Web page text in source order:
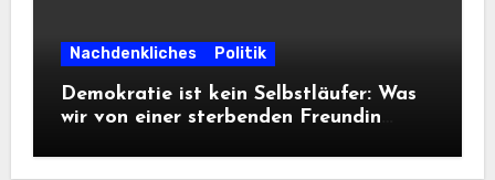
Nachdenkliches Politik
Demokratie ist kein Selbstläufer: Was
wir von einer sterbenden Freundin